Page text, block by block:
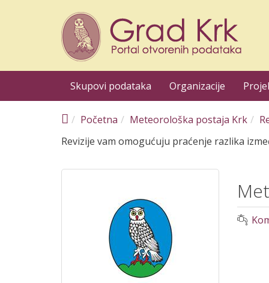
Skupovi podataka Organizacije
Početna Meteorološka postaja Krk
Revizije vam omogućuju praćenje razlika